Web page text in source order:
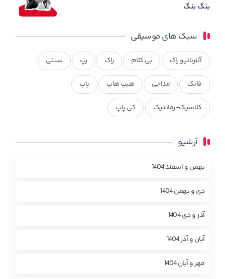
بنگ بنگ
سبک های موسیقی
آلترناتیو راک بی کلام راک رپ سنتی
فانک مداحی هیپ هاپ پاپ
کلاسیک-رمانتیک کی پاپ
آرشیو
بهمن و اسفند 1404
دی و بهمن 1404
آذر و دی 1404
آبان و آذر 1404
مهر و آبان 1404